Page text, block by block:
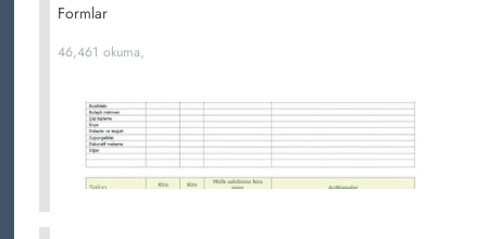
Formlar
46,461 okuma,